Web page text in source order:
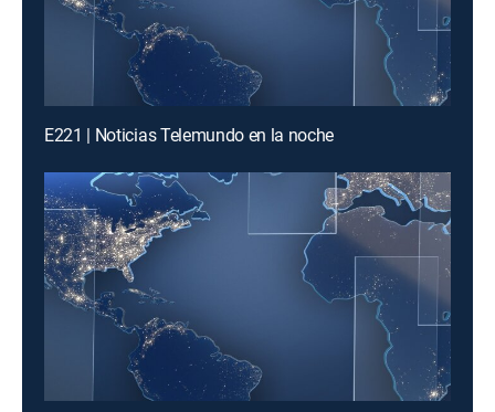
E221 | Noticias Telemundo en la noche